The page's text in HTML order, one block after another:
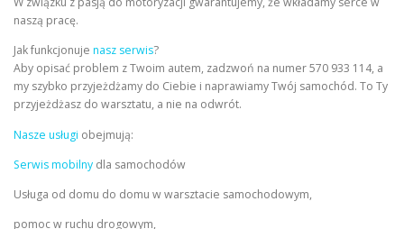
naszą pracę.
Jak funkcjonuje nasz serwis?
Aby opisać problem z Twoim autem, zadzwoń na numer 570 933 114, a
my szybko przyjeżdżamy do Ciebie i naprawiamy Twój samochód. To Ty
przyjeżdżasz do warsztatu, a nie na odwrót.
Nasze usługi obejmują:
Serwis mobilny dla samochodów
Usługa od domu do domu w warsztacie samochodowym,
pomoc w ruchu drogowym,